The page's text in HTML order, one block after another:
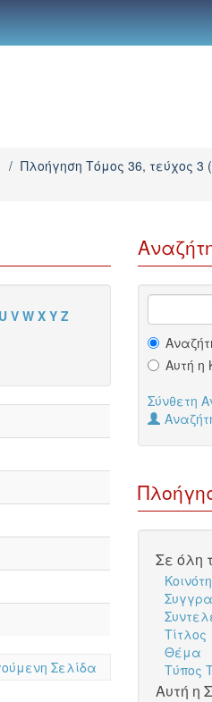
/ Πλοήγηση Τόμος 36, τεύχος 3
U V W X Y Z
Σελίδα
Αυτή η
Σύνθετη
Σε όλη
Τίτλος
Θέμα
Τύπος
Αυτή η